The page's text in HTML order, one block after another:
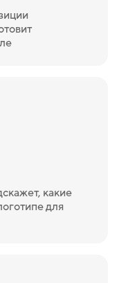
какие
для